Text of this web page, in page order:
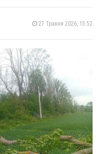
27 Травня 2026, 15:52